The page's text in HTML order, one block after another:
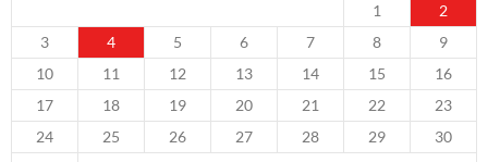
1
2
3
4 5 6 7 8
9
10
11 12 13 14 15
16
17
18 19 20 21 22
23
24
25 26 27 28 29
30